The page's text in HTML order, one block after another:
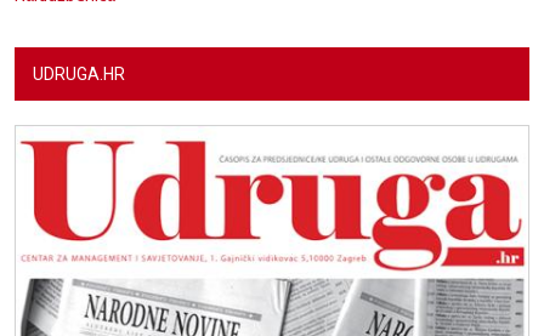
UDRUGA.HR